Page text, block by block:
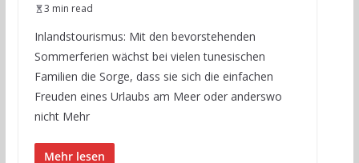
3 min read
Inlandstourismus: Mit den bevorstehenden
Sommerferien wächst bei vielen tunesischen
Familien die Sorge, dass sie sich die einfachen
Freuden eines Urlaubs am Meer oder anderswo
nicht Mehr
Mehr lesen